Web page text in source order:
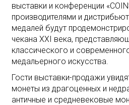
выставки и конференции
производителями и
медалей будут
чекана XXI века,
классического и
медальерного искусства.
Гости выставки-продажи
монеты из драгоценных и
античные и средневековые